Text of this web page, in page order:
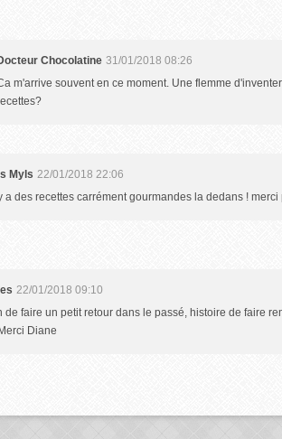
Chocolatine 31/01/2018 08:26
m'arrive souvent en ce moment. Une flemme
Myls 22/01/2018 22:06
a des recettes carrément gourmandes la dedans ! merci
22/01/2018 09:10
de faire un petit retour dans le passé, histoire de faire
Diane